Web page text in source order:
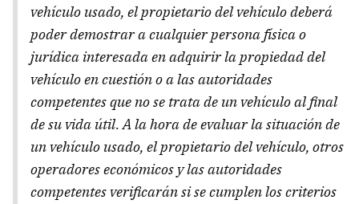
vehículo usado, el propietario del vehículo deberá
poder demostrar a cualquier persona física o
jurídica interesada en adquirir la propiedad del
vehículo en cuestión o a las autoridades
competentes que no se trata de un vehículo al final
de su vida útil. A la hora de evaluar la situación de
un vehículo usado, el propietario del vehículo, otros
operadores económicos y las autoridades
competentes verificarán si se cumplen los criterios